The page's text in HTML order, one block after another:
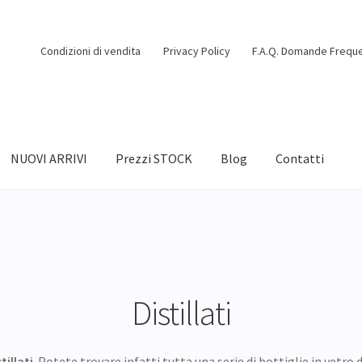
Condizioni di vendita Privacy Policy F.A.Q. Domande
NUOVI ARRIVI Prezzi STOCK Blog Contatti
Distillati